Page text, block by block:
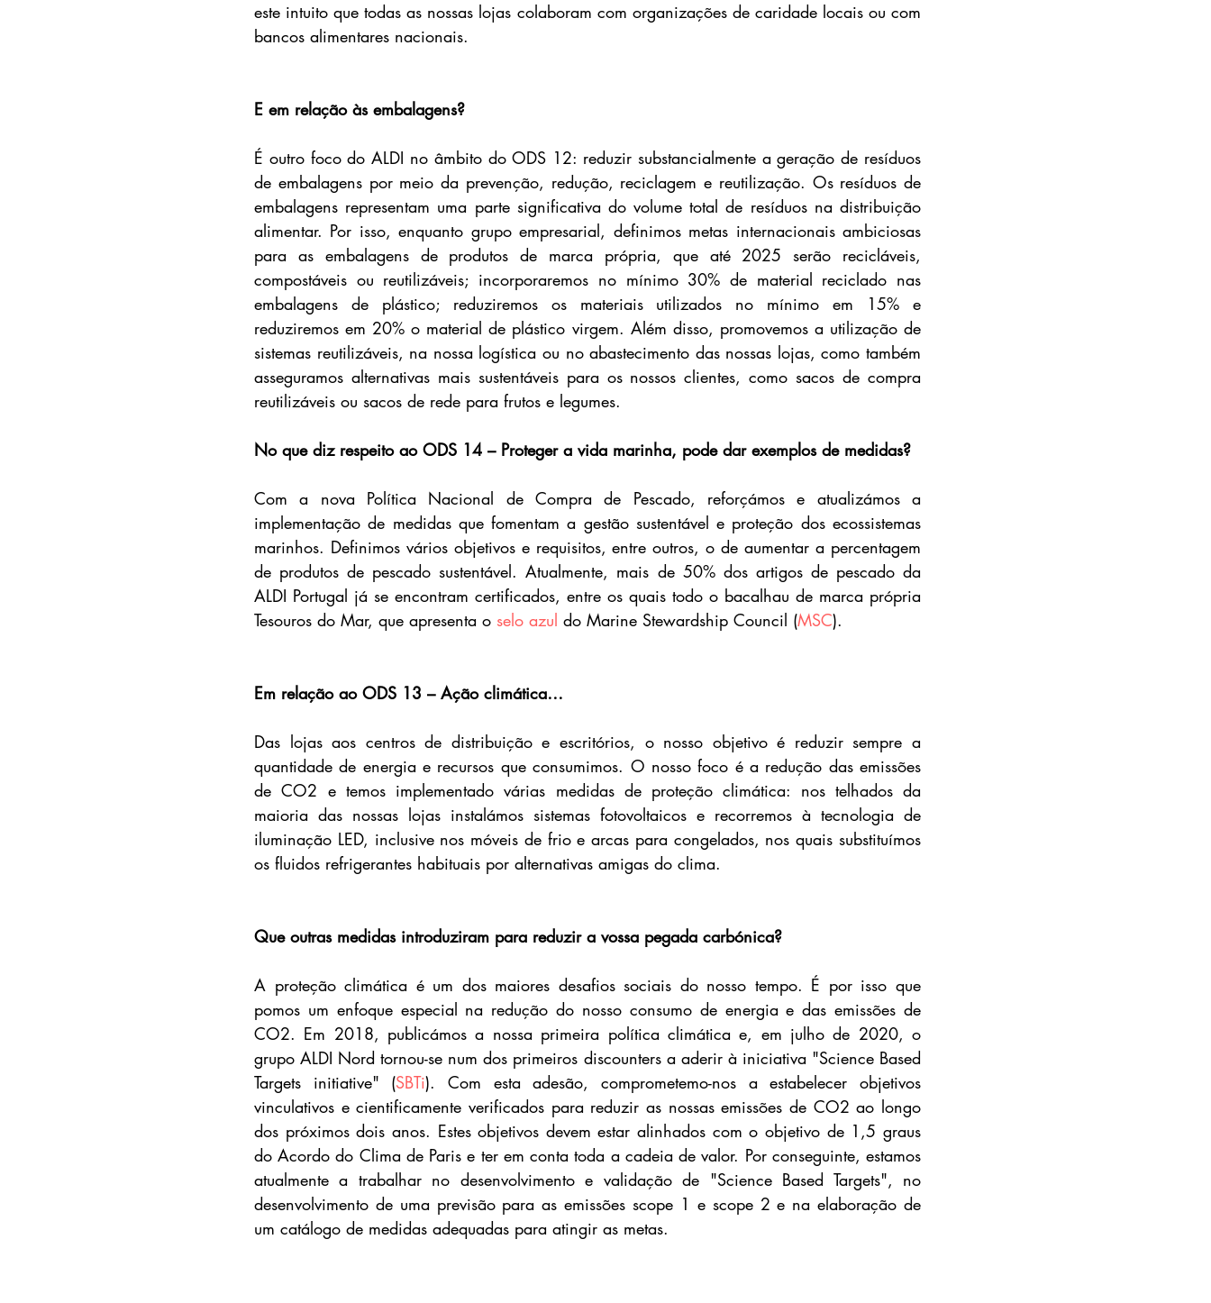
este intuito que todas as nossas lojas colaboram com organizações de caridade locais ou com
bancos alimentares nacionais.
E em relação às embalagens?
É outro foco do ALDI no âmbito do ODS 12: reduzir substancialmente a geração de resíduos
de embalagens por meio da prevenção, redução, reciclagem e reutilização. Os resíduos de
embalagens representam uma parte significativa do volume total de resíduos na distribuição
alimentar. Por isso, enquanto grupo empresarial, definimos metas internacionais ambiciosas
para as embalagens de produtos de marca própria, que até 2025 serão recicláveis,
compostáveis ou reutilizáveis; incorporaremos no mínimo 30% de material reciclado nas
embalagens de plástico; reduziremos os materiais utilizados no mínimo em 15% e
reduziremos em 20% o material de plástico virgem. Além disso, promovemos a utilização de
sistemas reutilizáveis, na nossa logística ou no abastecimento das nossas lojas, como também
asseguramos alternativas mais sustentáveis para os nossos clientes, como sacos de compra
reutilizáveis ou sacos de rede para frutos e legumes.
No que diz respeito ao ODS 14 – Proteger a vida marinha, pode dar exemplos de medidas?
Com a nova Política Nacional de Compra de Pescado, reforçámos e atualizámos a
implementação de medidas que fomentam a gestão sustentável e proteção dos ecossistemas
marinhos. Definimos vários objetivos e requisitos, entre outros, o de aumentar a percentagem
de produtos de pescado sustentável. Atualmente, mais de 50% dos artigos de pescado da
ALDI Portugal já se encontram certificados, entre os quais todo o bacalhau de marca própria
Tesouros do Mar, que apresenta o selo azul do Marine Stewardship Council (MSC).
Em relação ao ODS 13 – Ação climática…
Das lojas aos centros de distribuição e escritórios, o nosso objetivo é reduzir sempre a
quantidade de energia e recursos que consumimos. O nosso foco é a redução das emissões
de CO2 e temos implementado várias medidas de proteção climática: nos telhados da
maioria das nossas lojas instalámos sistemas fotovoltaicos e recorremos à tecnologia de
iluminação LED, inclusive nos móveis de frio e arcas para congelados, nos quais substituímos
os fluidos refrigerantes habituais por alternativas amigas do clima.
Que outras medidas introduziram para reduzir a vossa pegada carbónica?
A proteção climática é um dos maiores desafios sociais do nosso tempo. É por isso que
pomos um enfoque especial na redução do nosso consumo de energia e das emissões de
CO2. Em 2018, publicámos a nossa primeira política climática e, em julho de 2020, o
grupo ALDI Nord tornou-se num dos primeiros discounters a aderir à iniciativa "Science Based
Targets initiative" (SBTi). Com esta adesão, comprometemo-nos a estabelecer objetivos
vinculativos e cientificamente verificados para reduzir as nossas emissões de CO2 ao longo
dos próximos dois anos. Estes objetivos devem estar alinhados com o objetivo de 1,5 graus
do Acordo do Clima de Paris e ter em conta toda a cadeia de valor. Por conseguinte, estamos
atualmente a trabalhar no desenvolvimento e validação de "Science Based Targets", no
desenvolvimento de uma previsão para as emissões scope 1 e scope 2 e na elaboração de
um catálogo de medidas adequadas para atingir as metas.